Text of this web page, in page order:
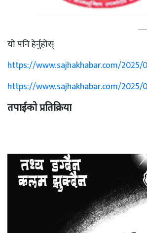
यो पनि हेर्नुहोस्
https://www.sajhakhabar.com/2025/
https://www.sajhakhabar.com/2025/
तपाईको प्रतिक्रिया